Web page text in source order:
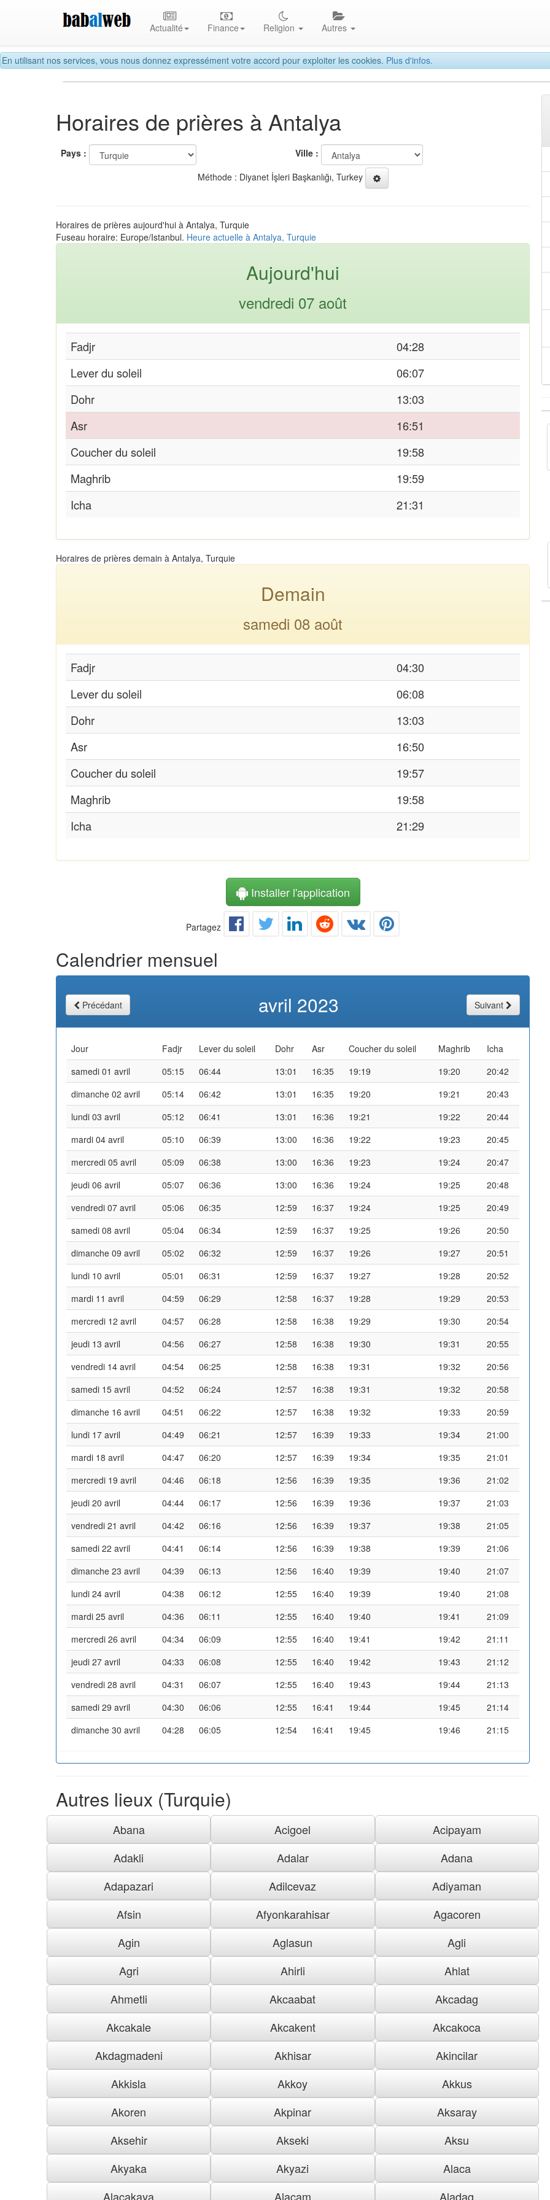
En utilisant nos services, vous nous donnez expressément votre accord pour exploiter les cookies. Plus d'infos.
Actualité Finance Religion Autres
Horaires de prières à Antalya
Pays :
Ville :
Méthode : Diyanet İşleri Başkanlığı, Turkey
Horaires de prières aujourd'hui à Antalya, Turquie
Fuseau horaire: Europe/Istanbul. Heure actuelle à Antalya, Turquie
Aujourd'hui
vendredi 07 août
Fadjr
04:28
Lever du soleil
06:07
Dohr
13:03
Asr
16:51
Coucher du soleil
19:58
Maghrib
19:59
Icha
21:31
Horaires de prières demain à Antalya, Turquie
Demain
samedi 08 août
Fadjr
04:30
Lever du soleil
06:08
Dohr
13:03
Asr
16:50
Coucher du soleil
19:57
Maghrib
19:58
Icha
21:29
Installer l'application
Partagez
Calendrier mensuel
Précédant avril 2023 Suivant
Jour Fadjr Lever du soleil Dohr Asr Coucher du soleil Maghrib
Icha
samedi 01 avril
05:15 06:44 13:01 16:35 19:19 19:20
20:42
dimanche 02 avril
05:14 06:42 13:01 16:35 19:20 19:21
20:43
lundi 03 avril
05:12 06:41 13:01 16:36 19:21 19:22
20:44
mardi 04 avril
05:10 06:39 13:00 16:36 19:22 19:23
20:45
mercredi 05 avril
05:09 06:38 13:00 16:36 19:23 19:24
20:47
jeudi 06 avril
05:07 06:36 13:00 16:36 19:24 19:25
20:48
vendredi 07 avril
05:06 06:35 12:59 16:37 19:24 19:25
20:49
samedi 08 avril
05:04 06:34 12:59 16:37 19:25 19:26
20:50
dimanche 09 avril
05:02 06:32 12:59 16:37 19:26 19:27
20:51
lundi 10 avril
05:01 06:31 12:59 16:37 19:27 19:28
20:52
mardi 11 avril
04:59 06:29 12:58 16:37 19:28 19:29
20:53
mercredi 12 avril
04:57 06:28 12:58 16:38 19:29 19:30
20:54
jeudi 13 avril
04:56 06:27 12:58 16:38 19:30 19:31
20:55
vendredi 14 avril
04:54 06:25 12:58 16:38 19:31 19:32
20:56
samedi 15 avril
04:52 06:24 12:57 16:38 19:31 19:32
20:58
dimanche 16 avril
04:51 06:22 12:57 16:38 19:32 19:33
20:59
lundi 17 avril
04:49 06:21 12:57 16:39 19:33 19:34
21:00
mardi 18 avril
04:47 06:20 12:57 16:39 19:34 19:35
21:01
mercredi 19 avril
04:46 06:18 12:56 16:39 19:35 19:36
21:02
jeudi 20 avril
04:44 06:17 12:56 16:39 19:36 19:37
21:03
vendredi 21 avril
04:42 06:16 12:56 16:39 19:37 19:38
21:05
samedi 22 avril
04:41 06:14 12:56 16:39 19:38 19:39
21:06
dimanche 23 avril
04:39 06:13 12:56 16:40 19:39 19:40
21:07
lundi 24 avril
04:38 06:12 12:55 16:40 19:39 19:40
21:08
mardi 25 avril
04:36 06:11 12:55 16:40 19:40 19:41
21:09
mercredi 26 avril
04:34 06:09 12:55 16:40 19:41 19:42
21:11
jeudi 27 avril
04:33 06:08 12:55 16:40 19:42 19:43
21:12
vendredi 28 avril
04:31 06:07 12:55 16:40 19:43 19:44
21:13
samedi 29 avril
04:30 06:06 12:55 16:41 19:44 19:45
21:14
dimanche 30 avril
04:28 06:05 12:54 16:41 19:45 19:46 21:15
Autres lieux (Turquie)
Abana Acigoel
Acipayam
Adakli
Adalar
Adana
Adapazari
Adilcevaz
Adiyaman
Afsin
Afyonkarahisar
Agacoren
Agin
Aglasun
Agli
Agri
Ahirli
Ahlat
Ahmetli
Akcaabat
Akcadag
Akcakale
Akcakent
Akcakoca
Akdagmadeni
Akhisar
Akincilar
Akkisla
Akkoy
Akkus
Akoren
Akpinar
Aksaray
Aksehir
Akseki
Aksu
Akyaka
Akyazi
Alaca
Alacakaya
Alacam Aladag